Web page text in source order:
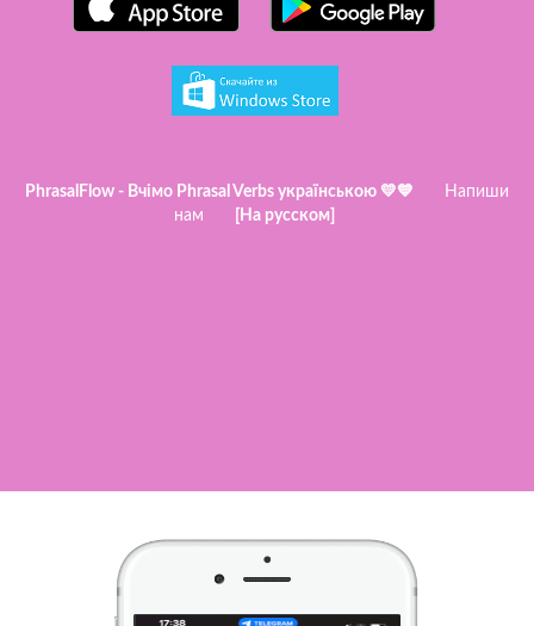
PhrasalFlow - Вчімо Phrasal Verbs українською 💛💙
Напиши
нам
[На русском]